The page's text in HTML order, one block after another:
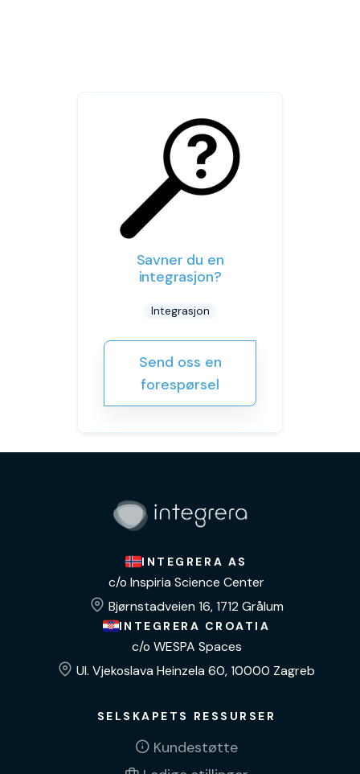
Savner du en
integrasjon?
Integrasjon
Send oss en
forespørsel
INTEGRERA AS
c/o Inspiria Science Center
Bjørnstadveien 16, 1712 Grålum
INTEGRERA CROATIA
c/o WESPA Spaces
Ul. Vjekoslava Heinzela 60, 10000 Zagreb
SELSKAPETS RESSURSER
Kundestøtte